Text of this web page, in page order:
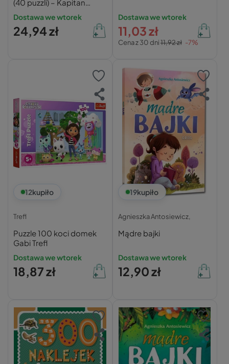
(40 puzzli) – Kapitan
Nauka
Dostawa we wtorek
24,94 zł
Dostawa we wtorek
Cena z 30 dni11,92 zł -7%
11,03 zł
12kupiło
Trefl
Puzzle 100 koci domek
Gabi Trefl
Dostawa we wtorek
18,87 zł
19kupiło
Agnieszka Antosiewicz,
Mądre bajki
Dostawa we wtorek
12,90 zł